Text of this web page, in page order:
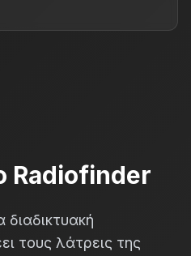
Radiofinder
διαδικτυακή
τους λάτρεις της